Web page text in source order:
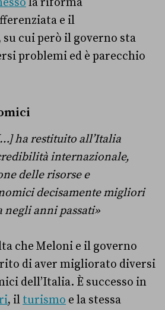
e il
cui però il governo sta
problemi ed è parecchio
ha restituito all’Italia
internazionale,
delle risorse e
decisamente migliori
negli anni passati»
che Meloni e il governo
di aver migliorato diversi
dell’Italia. È successo in
, il turismo e la stessa